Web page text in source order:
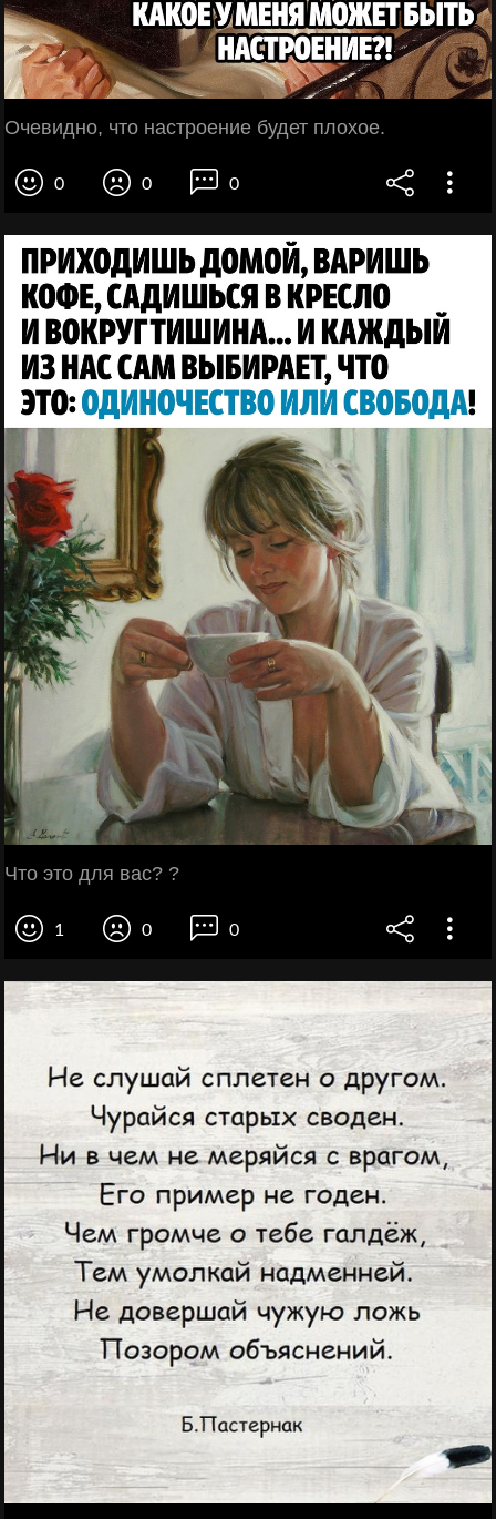
Очевидно, что настроение будет плохое.
0 0 0
Что это для вас? ?
1 0 0